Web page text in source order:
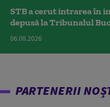
STB a cerut intrarea în
depusă la Tribunalul
06.08.2026
PARTENERII